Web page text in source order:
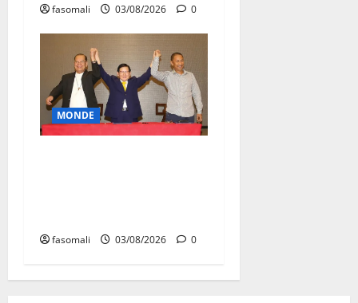
fasomali 03/08/2026 0
MONDE
fasomali 03/08/2026 0